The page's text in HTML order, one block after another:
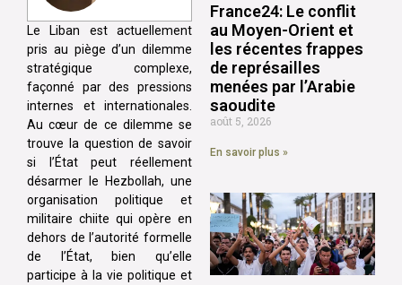
Le Liban est actuellement
pris au piège d’un dilemme
stratégique complexe,
façonné par des pressions
internes et internationales.
Au cœur de ce dilemme se
trouve la question de savoir
si l’État peut réellement
désarmer le Hezbollah, une
organisation politique et
militaire chiite qui opère en
dehors de l’autorité formelle
de l’État, bien qu’elle
participe à la vie politique et
France24: Le conflit
au Moyen-Orient et
les récentes frappes
de représailles
menées par l’Arabie
saoudite
août 5, 2026
En savoir plus »